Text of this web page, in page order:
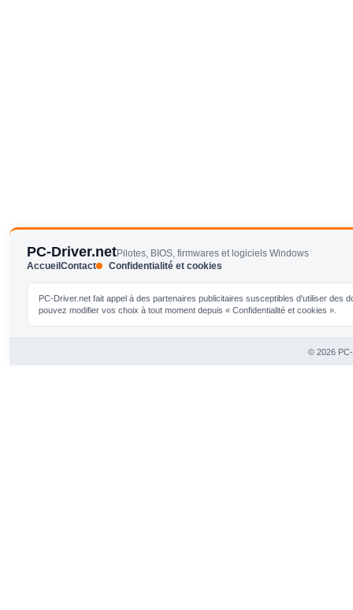
PC-Driver.netPilotes, BIOS, firmwares et logiciels Windows
AccueilContact Confidentialité et cookies
PC-Driver.net fait appel à des partenaires publicitaires susceptibles d'utiliser
pouvez modifier vos choix à tout moment depuis « Confidentialité et cookies ».
© 2026